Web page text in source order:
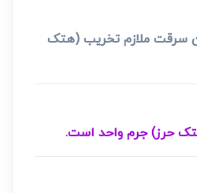
ملازم تخریب (هتک
حرز) جرم واحد است.